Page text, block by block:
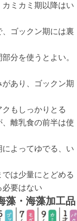
ミカミ期以降はい
ゴックン期には裏
分を使うとよい。
あり、ゴックン期
もしっかりとる
離乳食の前半は使
よってゆでる、い
は少量にとどめる
必要はない
藻・海藻加工品